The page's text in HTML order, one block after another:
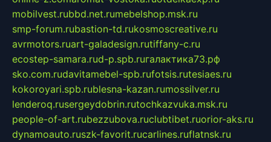
mobilvest.rubbd.net.rumebelshop.msk.ru
smp-forum.rubastion-td.rukosmoscreative.ru
avrmotors.ruart-galadesign.rutiffany-c.ru
ecostep-samara.rud-p.spb.ruгалактика73.рф
sko.com.rudavitamebel-spb.rufotsis.rutesiaes.ru
kokoroyari.spb.rublesna-kazan.rumossilver.ru
lenderoq.rusergeydobrin.rutochkazvuka.msk.ru
people-of-art.rubezzubova.ruclubtibet.ruorior-aks.ru
dynamoauto.ruszk-favorit.rucarlines.ruflatnsk.ru